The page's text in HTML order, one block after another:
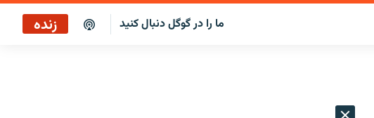
ما را در گوگل دنبال کنید زنده